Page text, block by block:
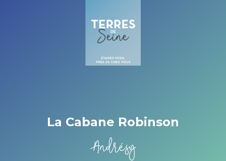
La Cabane Robinson
Andrésy